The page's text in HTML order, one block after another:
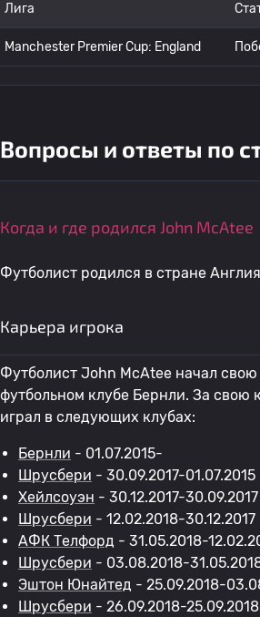
Лига
Manchester Premier Cup: England
Вопросы и ответы по
Когда и где родился John McAtee
Футболист родился в стране Англия
Карьера игрока
Футболист John McAtee начал свою
футбольном клубе Бернли. За свою
играл в следующих клубах:
Бернли - 01.07.2015-
Шрусбери - 30.09.2017-01.07.2015
Хейлсоуэн - 30.12.2017-30.09.2017
Шрусбери - 12.02.2018-30.12.2017
АФК Телфорд - 31.05.2018-
Шрусбери - 03.08.2018-
Эштон Юнайтед - 25.09.2018-
Шрусбери - 26.09.2018-25.09.2018